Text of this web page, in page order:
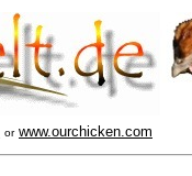
or www.ourchicken.com